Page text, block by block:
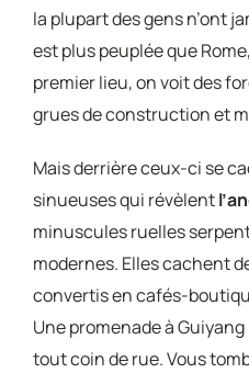
la plupart des gens n’ont
est plus peuplée que
premier lieu, on voit des
grues de construction et
Mais derrière ceux-ci se
sinueuses qui révèlent
minuscules ruelles
modernes. Elles cachent
convertis en cafés-
Une promenade à
tout coin de rue. Vous